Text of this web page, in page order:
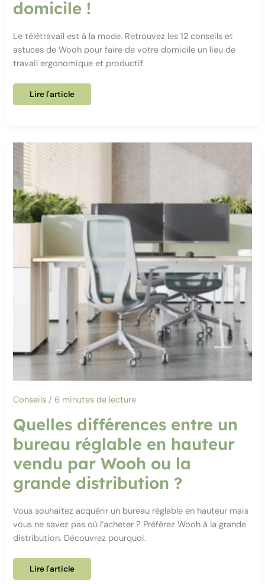
domicile !
Le télétravail est à la mode. Retrouvez les 12 conseils et
astuces de Wooh pour faire de votre domicile un lieu de
travail ergonomique et productif.
12
pour
ergonomique
domicile
!
Lire l'article
Conseils / 6 minutes de lecture
Quelles différences entre un
bureau réglable en hauteur
vendu par Wooh ou la
grande distribution ?
Vous souhaitez acquérir un bureau réglable en hauteur mais
vous ne savez pas où l’acheter ? Préférez Wooh à la grande
distribution. Découvrez pourquoi.
Quelles
Lire l'article